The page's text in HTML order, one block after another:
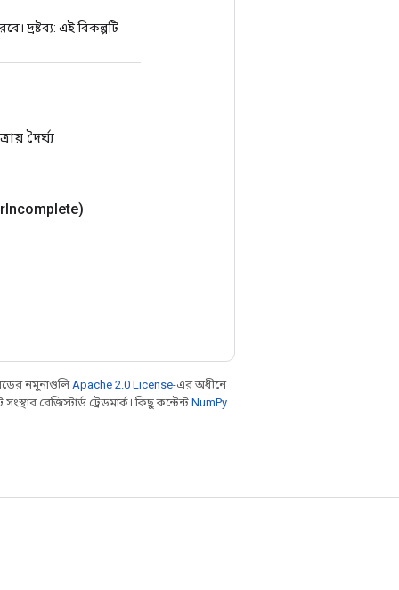
দ্রষ্টব্য: এই বিকল্পটি
দৈর্ঘ্য
Incomplete)
নমুনাগুলি Apache 2.0 License-এর অধীনে
রেজিস্টার্ড ট্রেডমার্ক। কিছু কন্টেন্ট NumPy